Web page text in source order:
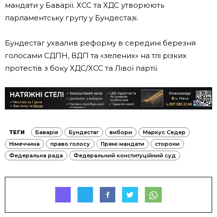
мандати у Баварії. ХСС та ХДС утворюють
парламентську групу у Бундестазі.
Бундестаг ухвалив реформу в середині березня
голосами СДПН, ВДП та «зелених» на тлі різких
протестів з боку ХДС/ХСС та Лівої партії.
ТЕГИ Баварія Бундестаг вибори
Маркус Седер
Німеччина
право голосу Прямі мандати
сторони
Федеральна рада
Федеральний конституційний суд